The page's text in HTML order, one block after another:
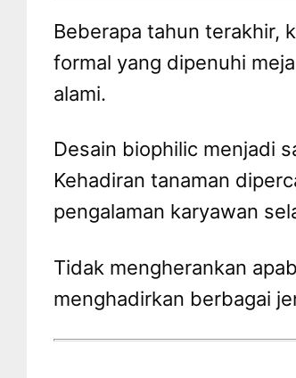
Beberapa tahun terakhir,
formal yang dipenuhi
alami.
Desain biophilic menjadi
Kehadiran tanaman
pengalaman karyawan
Tidak mengherankan
menghadirkan berbagai